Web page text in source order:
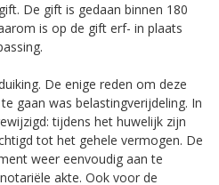
De gift is gedaan binnen 180
is op de gift erf- in plaats
De enige reden om deze
gaan was belastingverijdeling. In
tijdens het huwelijk zijn
tot het gehele vermogen. De
weer eenvoudig aan te
akte. Ook voor de